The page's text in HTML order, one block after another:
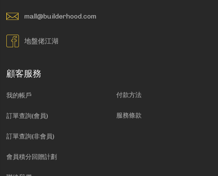
mall@builderhood.com
地盤佬江湖
顧客服務
我的帳戶
訂單查詢(會員)
訂單查詢(非會員)
會員積分回贈計劃
付款方法
服務條款